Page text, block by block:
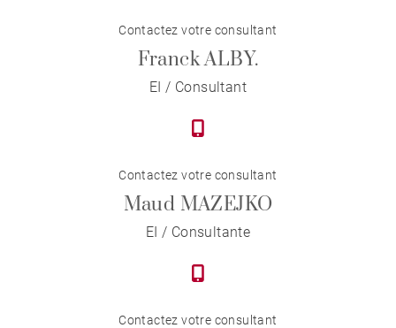
Contactez votre consultant
Franck ALBY.
EI / Consultant
Contactez votre consultant
Maud MAZEJKO
EI / Consultante
Contactez votre consultant